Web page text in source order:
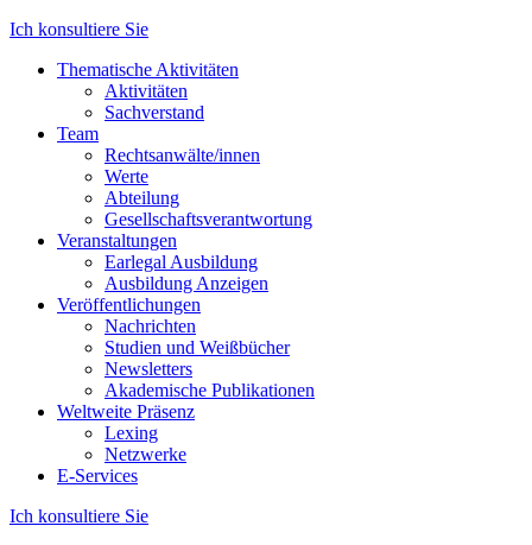
Ich konsultiere Sie
Thematische Aktivitäten
Aktivitäten
Sachverstand
Team
Rechtsanwälte/innen
Werte
Abteilung
Gesellschaftsverantwortung
Veranstaltungen
Earlegal Ausbildung
Ausbildung Anzeigen
Veröffentlichungen
Nachrichten
Studien und Weißbücher
Newsletters
Akademische Publikationen
Weltweite Präsenz
Lexing
Netzwerke
E-Services
Ich konsultiere Sie